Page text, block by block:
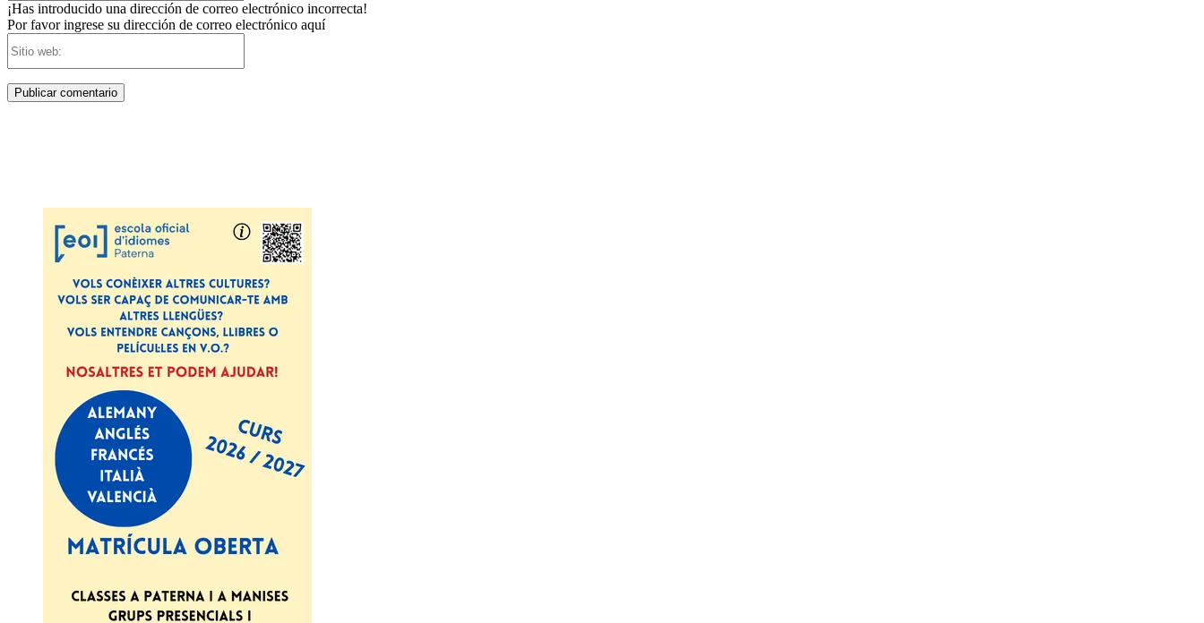
¡Has introducido una dirección de correo electrónico incorrecta!
Por favor ingrese su dirección de correo electrónico aquí